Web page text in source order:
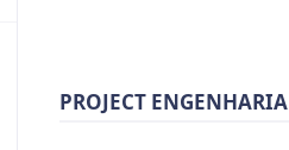
PROJECT ENGENHARIA